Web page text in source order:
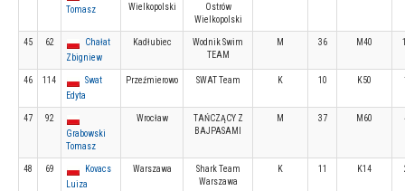
Tomasz
Wielkopolski
Ostrów
Wielkopolski
45 62
Chałat
Zbigniew
Kadłubiec
Wodnik Swim
TEAM
M 36 M40
46 114
Swat
Edyta
Przeźmierowo SWAT Team K 10 K50
47
92
Grabowski
Tomasz
Wrocław
TAŃCZĄCY Z
BAJPASAMI
M 37 M60
48 69
Kovacs
Luiza
Warszawa
Shark Team
Warszawa
K 11 K14